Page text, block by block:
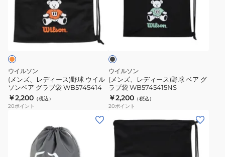
デ
ー
ス)
野
球
ウ
イ
ル
ウイルソン
(メンズ、レディース)野球 ウイル
ソンベア グラブ袋 WB5745414
￥2,200 （税込）
20ポイント
野
球
ベ
ア
グ
ブ
袋
WB5745415NS
ラ
ッ
ウイルソン
(メンズ、レディース)野球 ベア グ
ラブ袋 WB5745415NS
￥2,200 （税込）
20ポイント
ン
ズ、
レ